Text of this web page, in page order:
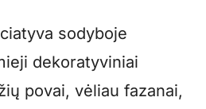
sodyboje
dekoratyviniai
povai, vėliau fazanai,